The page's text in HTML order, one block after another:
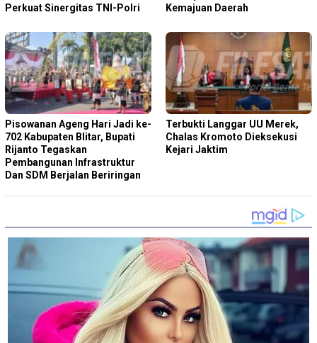
Perkuat Sinergitas TNI-Polri
Kemajuan Daerah
Pisowanan Ageng Hari Jadi ke-
702 Kabupaten Blitar, Bupati
Rijanto Tegaskan
Pembangunan Infrastruktur
Dan SDM Berjalan Beriringan
Terbukti Langgar UU Merek,
Chalas Kromoto Dieksekusi
Kejari Jaktim